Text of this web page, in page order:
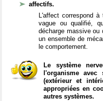
affectifs.
L'affect correspond
vague ou qualifié,
décharge massive ou
un ensemble de
le comportement.
Le système
l'organisme
(extérieur et
appropriées en
autres systèmes.